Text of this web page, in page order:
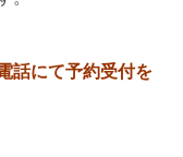
話にて予約受付を